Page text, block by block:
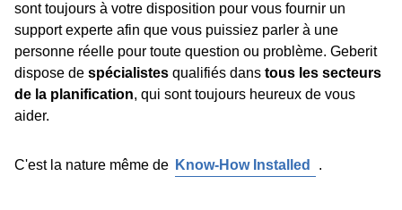
sont toujours à votre disposition pour vous fournir un
support experte afin que vous puissiez parler à une
personne réelle pour toute question ou problème. Geberit
dispose de spécialistes qualifiés dans tous les secteurs
de la planification, qui sont toujours heureux de vous
aider.
C'est la nature même de Know-How Installed .